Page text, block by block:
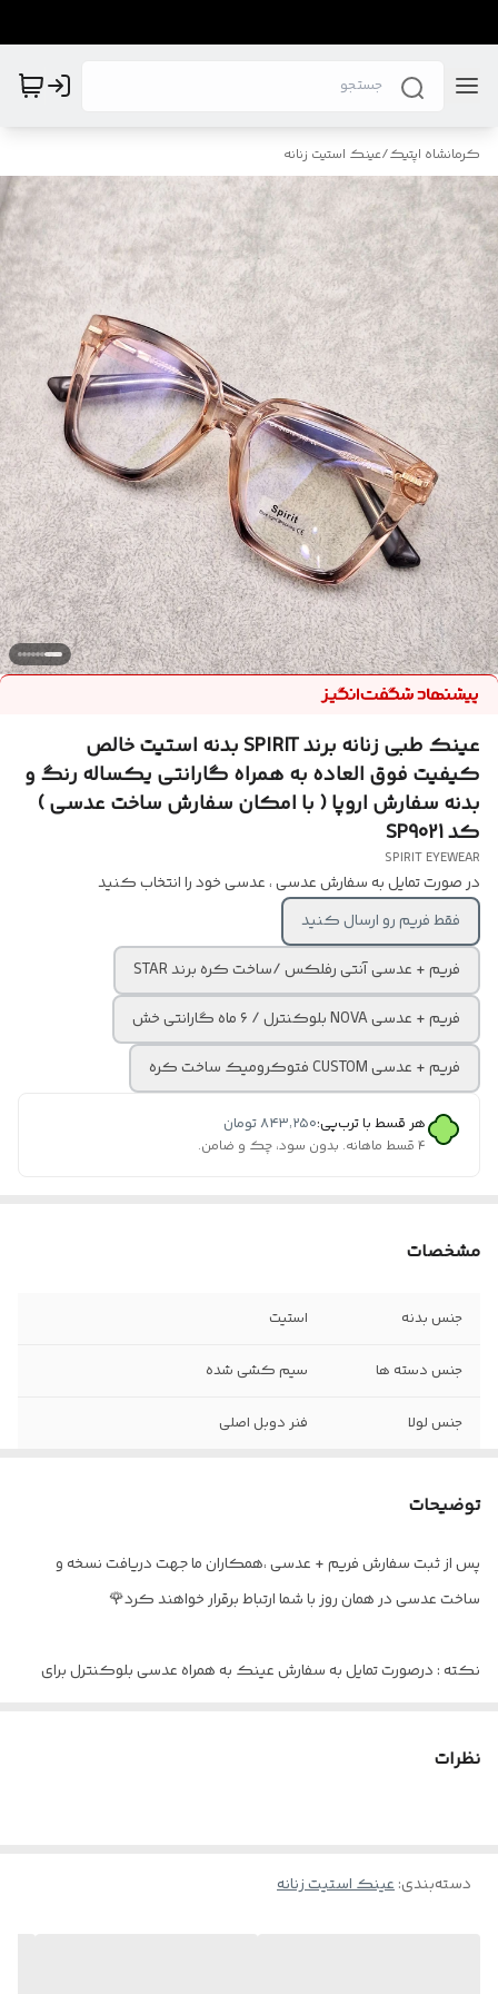
کرمانشاه اپتیک/عینک استیت زنانه
عینک طبی زنانه برند SPIRIT بدنه استیت خالص
کیفیت فوق العاده به همراه گارانتی یکساله رنگ و
بدنه سفارش اروپا ( با امکان سفارش ساخت عدسی )
کد SP9021
SPIRIT EYEWEAR
در صورت تمایل به سفارش عدسی ، عدسی خود را انتخاب کنید
فقط فریم رو ارسال کنید
فریم + عدسی آنتی رفلکس /ساخت کره برند STAR
فریم + عدسی NOVA بلوکنترل / ۶ ماه گارانتی خش
فریم + عدسی CUSTOM فتوکرومیک ساخت کره
هر قسط با ترب‌پی:۸۴۳٬۲۵۰تومان
۴ قسط ماهانه. بدون سود، چک و ضامن.
مشخصات
جنس بدنه استیت
جنس دسته ها سیم کشی شده
جنس لولا فنر دوبل اصلی
توضیحات
پس از ثبت سفارش فریم + عدسی ،همکاران ما جهت دریافت نسخه و
ساخت عدسی در همان روز با شما ارتباط برقرار خواهند کرد🌹
نکته : درصورت تمایل به سفارش عینک به همراه عدسی بلوکنترل برای
نظرات
دسته‌بندی:عینک استیت زنانه